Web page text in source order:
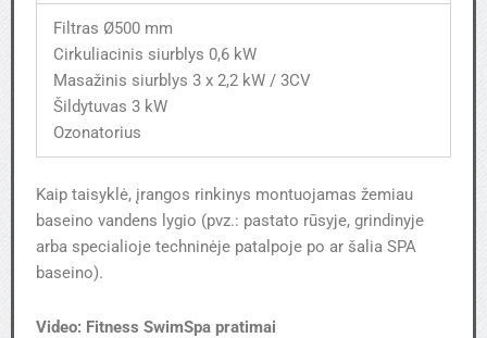
Filtras Ø500 mm
Cirkuliacinis siurblys 0,6 kW
Masažinis siurblys 3 x 2,2 kW / 3CV
Šildytuvas 3 kW
Ozonatorius
Kaip taisyklė, įrangos rinkinys montuojamas žemiau
baseino vandens lygio (pvz.: pastato rūsyje, grindinyje
arba specialioje techninėje patalpoje po ar šalia SPA
baseino).
Video: Fitness SwimSpa pratimai